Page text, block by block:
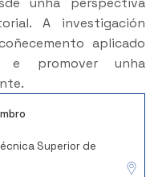
A investigación
aplicado
e promover unha
Superior de